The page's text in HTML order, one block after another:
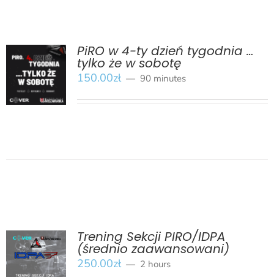
BOOK
/
SZCZEGÓŁY
PiRO w 4-ty dzień tygodnia …
tylko że w sobotę
150.00zł 90 minutes
BOOK
/
SZCZEGÓŁY
Trening Sekcji PIRO/IDPA
(średnio zaawansowani)
250.00zł 2 hours